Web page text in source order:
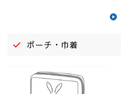
ポーチ・巾着